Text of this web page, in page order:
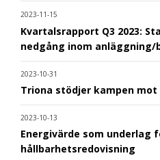
2023-11-15
Kvartalsrapport Q3 2023:
nedgång inom anläggning/
2023-10-31
Triona stödjer kampen mot
2023-10-13
Energivärde som underlag
hållbarhetsredovisning